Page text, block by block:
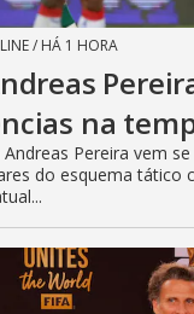
/ HÁ 1 HORA
na
Pereira vem
do esquema tático